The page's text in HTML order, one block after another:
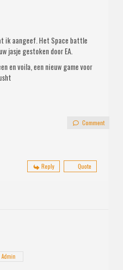
ik aangeef. Het Space battle
jasje gestoken door EA.
en voila, een nieuw game voor
Comment
Reply Quote
Admin